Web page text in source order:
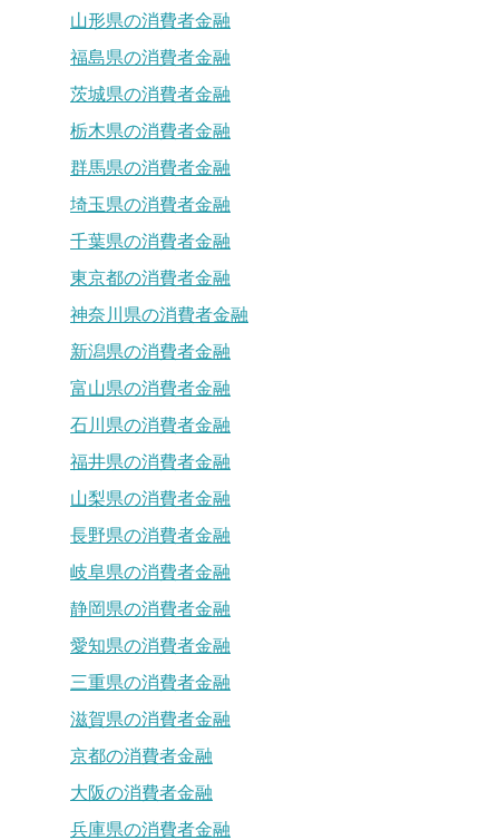
山形県の消費者金融
福島県の消費者金融
茨城県の消費者金融
栃木県の消費者金融
群馬県の消費者金融
埼玉県の消費者金融
千葉県の消費者金融
東京都の消費者金融
神奈川県の消費者金融
新潟県の消費者金融
富山県の消費者金融
石川県の消費者金融
福井県の消費者金融
山梨県の消費者金融
長野県の消費者金融
岐阜県の消費者金融
静岡県の消費者金融
愛知県の消費者金融
三重県の消費者金融
滋賀県の消費者金融
京都の消費者金融
大阪の消費者金融
兵庫県の消費者金融